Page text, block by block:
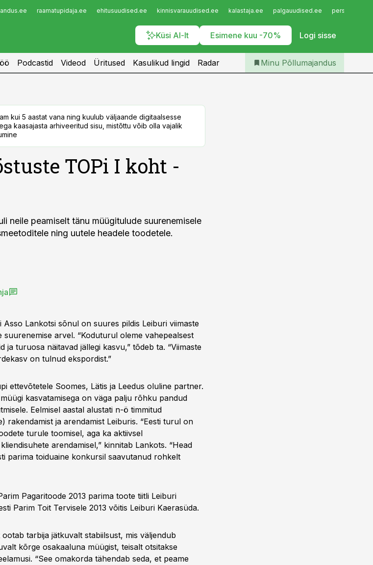
raamatupidaja.ee ehitusuudised.ee kinnisvarauudised.ee kalastaja.ee palgauudised.ee
Küsi AI-lt Esimene kuu -70% Logi sisse
Iseteenindus
Telli Põllumajandus
Podcastid Videod Üritused Kasulikud lingid Radar Minu Põllumajandus
kui 5 aastat vana ning kuulub väljaande digitaalsesse
kaasajasta arhiveeritud sisu, mistõttu võib olla vajalik
TOPi I koht -
neile peamiselt tänu müügitulude suurenemisele
ning uutele headele toodetele.
Lankotsi sõnul on suures pildis Leiburi viimaste
arvel. “Koduturul oleme vahepealsest
ja turuosa näitavad jällegi kasvu,” tõdeb ta. “Viimaste
on tulnud ekspordist.”
ettevõtetele Soomes, Lätis ja Leedus oluline partner.
kasvatamisega on väga palju rõhku pandud
Eelmisel aastal alustati n-ö timmitud
rakendamist ja arendamist Leiburis. “Eesti turul on
turule toomisel, aga ka aktiivsel
arendamisel,” kinnitab Lankots. “Head
parima toiduaine konkursil saavutanud rohkelt
Pagaritoode 2013 parima toote tiitli Leiburi
Parim Toit Tervisele 2013 võitis Leiburi Kaerasüda.
tarbija jätkuvalt stabiilsust, mis väljendub
kõrge osakaaluna müügist, teisalt otsitakse
“See omakorda tähendab seda, et peame